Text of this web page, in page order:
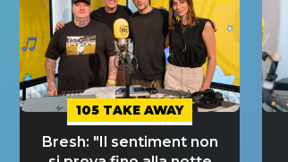
105 TAKE AWAY
Bresh: "Il sentiment non